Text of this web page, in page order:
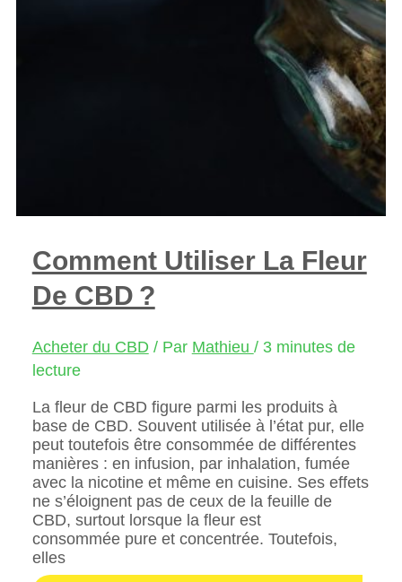
Comment Utiliser La Fleur
De CBD ?
Acheter du CBD / Par Mathieu / 3 minutes de
lecture
La fleur de CBD figure parmi les produits à
base de CBD. Souvent utilisée à l’état pur, elle
peut toutefois être consommée de différentes
manières : en infusion, par inhalation, fumée
avec la nicotine et même en cuisine. Ses effets
ne s’éloignent pas de ceux de la feuille de
CBD, surtout lorsque la fleur est
consommée pure et concentrée. Toutefois,
elles